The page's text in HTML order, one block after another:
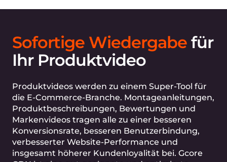
ist ein Kauf 1,81-mal wahrscheinlicher, als
Adobe
nach Videos, die sich auf ein Produkt
oder eine Dienstleistung beziehen, bevor
sie einen Laden besuchen
ThinkWithGoogle